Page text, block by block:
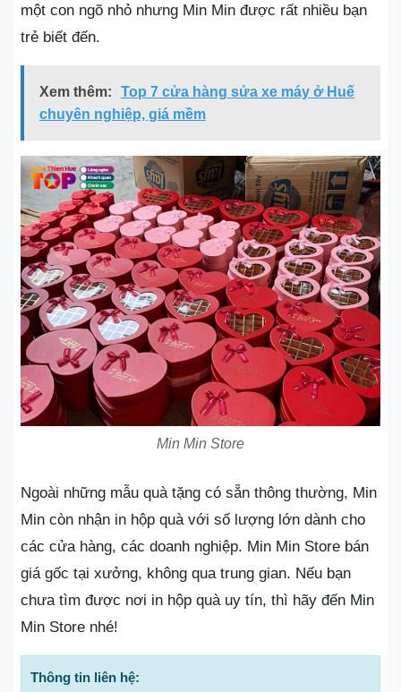
một con ngõ nhỏ nhưng Min Min được rất nhiều bạn
trẻ biết đến.
Xem thêm:
Top 7 cửa hàng sửa xe máy ở Huế
chuyên nghiệp, giá mềm
Min Min Store
Ngoài những mẫu quà tặng có sẵn thông thường, Min
Min còn nhận in hộp quà với số lượng lớn dành cho
các cửa hàng, các doanh nghiệp. Min Min Store bán
giá gốc tại xưởng, không qua trung gian. Nếu bạn
chưa tìm được nơi in hộp quà uy tín, thì hãy đến Min
Min Store nhé!
Thông tin liên hệ: